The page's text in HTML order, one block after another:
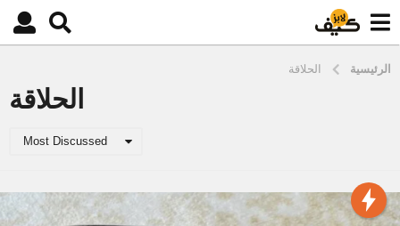
الرئيسية الحلاقة
الحلاقة
Most Discussed